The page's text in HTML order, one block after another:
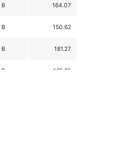
B 164.07
B 150.62
B 181.27
B 165.85